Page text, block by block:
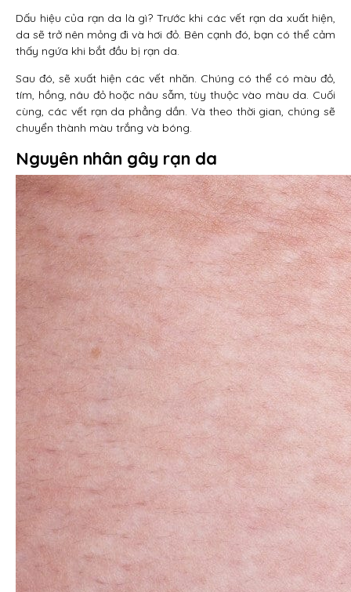
Dấu hiệu của rạn da là gì? Trước khi các vết rạn da xuất hiện,
da sẽ trở nên mỏng đi và hơi đỏ. Bên cạnh đó, bạn có thể cảm
thấy ngứa khi bắt đầu bị rạn da.
Sau đó, sẽ xuất hiện các vết nhăn. Chúng có thể có màu đỏ,
tím, hồng, nâu đỏ hoặc nâu sẫm, tùy thuộc vào màu da. Cuối
cùng, các vết rạn da phẳng dần. Và theo thời gian, chúng sẽ
chuyển thành màu trắng và bóng.
Nguyên nhân gây rạn da